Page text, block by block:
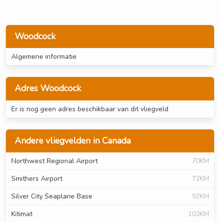
Woodcock
Algemene informatie
Adres Woodcock
Er is nog geen adres beschikbaar van dit vliegveld
Andere vliegvelden in Canada
Northwest Regional Airport
70KM
Smithers Airport
72KM
Silver City Seaplane Base
92KM
Kitimat
103KM